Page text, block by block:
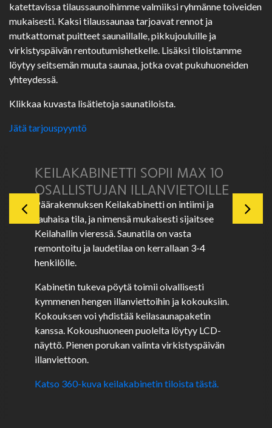
katettavissa tilaussaunoihimme valmiiksi ryhmänne toiveiden
mukaisesti. Kaksi tilaussaunaa tarjoavat rennot ja
mutkattomat puitteet saunaillalle, pikkujouluille ja
virkistyspäivän rentoutumishetkelle. Lisäksi tiloistamme
löytyy seitsemän muuta saunaa, jotka ovat pukuhuoneiden
yhteydessä.
Klikkaa kuvasta lisätietoja saunatiloista.
Jätä tarjouspyyntö
KEILAKABINETTI SOPII MAX 10
OSALLISTUJAN ILLANVIETOILLE
Päärakennuksen Keilakabinetti on intiimi ja
rauhaisa tila, ja nimensä mukaisesti sijaitsee
Keilahallin vieressä. Saunatila on vasta
remontoitu ja laudetilaa on kerrallaan 3-4
henkilölle.
Kabinetin tukeva pöytä toimii oivallisesti
kymmenen hengen illanviettoihin ja kokouksiin.
Kokouksen voi yhdistää keilasaunapaketin
kanssa. Kokoushuoneen puolelta löytyy LCD-
näyttö. Pienen porukan valinta virkistyspäivän
illanviettoon.
Katso 360-kuva keilakabinetin tiloista tästä.